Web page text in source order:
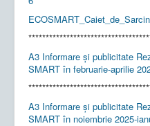
A3 Informare și publicitate
SMART în februarie-aprilie
A3 Informare și publicitate
SMART în noiembrie 2025-